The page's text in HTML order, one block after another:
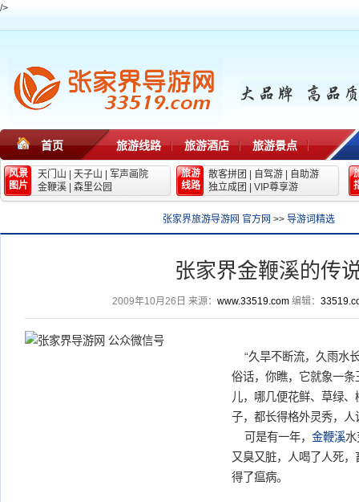
/>
首页 旅游线路 旅游酒店 旅游景点
风景
图片
天门山 天子山
军声画院
金鞭溪
森里公园
旅游
线路
散客拼团 自驾游
自助游
独立成团
VIP尊享游
张家界旅游导游网 官方网 >> 导游词精选
张家界金鞭溪的传
2009年10月26日 来源： www.33519.com编辑：
“久旱不断流，久雨水
俗话，你瞧，它就象一
儿，哪几便花鲜、草绿
子，都长得格外灵秀，
可是有一年， 金鞭溪
又臭又脏，人喝了人死
得了瘟病。